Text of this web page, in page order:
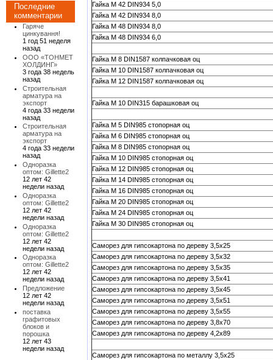
Последние
комментарии
Гаряче
цинкування!
1 год 51 неделя
назад
ООО «ТОНМЕТ
ХОЛДИНГ»
3 года 38 недель
назад
Строительная
арматура на
экспорт
4 года 33 недели
назад
Строительная
арматура на
экспорт
4 года 33 недели
назад
Одноразка
оптом: Gillette2
12 лет 42
недели назад
Одноразка
оптом: Gillette2
12 лет 42
недели назад
Одноразка
оптом: Gillette2
12 лет 42
недели назад
Одноразка
оптом: Gillette2
12 лет 42
недели назад
Предложение
12 лет 42
недели назад
поставка
графитовых
блоков и
порошка
12 лет 43
недели назад
Гайка М 42 DIN934 5,0
Гайка М 42 DIN934 8,0
Гайка М 48 DIN934 8,0
Гайка М 48 DIN934 6,0
Гайка М 8 DIN1587 колпачковая оц
Гайка М 10 DIN1587 колпачковая оц
Гайка М 12 DIN1587 колпачковая оц
Гайка М 10 DIN315 барашковая оц
Гайка М 5 DIN985 стопорная оц
Гайка М 6 DIN985 стопорная оц
Гайка М 8 DIN985 стопорная оц
Гайка М 10 DIN985 стопорная оц
Гайка М 12 DIN985 стопорная оц
Гайка М 14 DIN985 стопорная оц
Гайка М 16 DIN985 стопорная оц
Гайка М 20 DIN985 стопорная оц
Гайка М 24 DIN985 стопорная оц
Гайка М 30 DIN985 стопорная оц
Саморез для гипсокартона по дереву 3,5х25
Саморез для гипсокартона по дереву 3,5х32
Саморез для гипсокартона по дереву 3,5х35
Саморез для гипсокартона по дереву 3,5х41
Саморез для гипсокартона по дереву 3,5х45
Саморез для гипсокартона по дереву 3,5х51
Саморез для гипсокартона по дереву 3,5х55
Саморез для гипсокартона по дереву 3,8х70
Саморез для гипсокартона по дереву 4,2х89
Саморез для гипсокартона по металлу 3,5х25